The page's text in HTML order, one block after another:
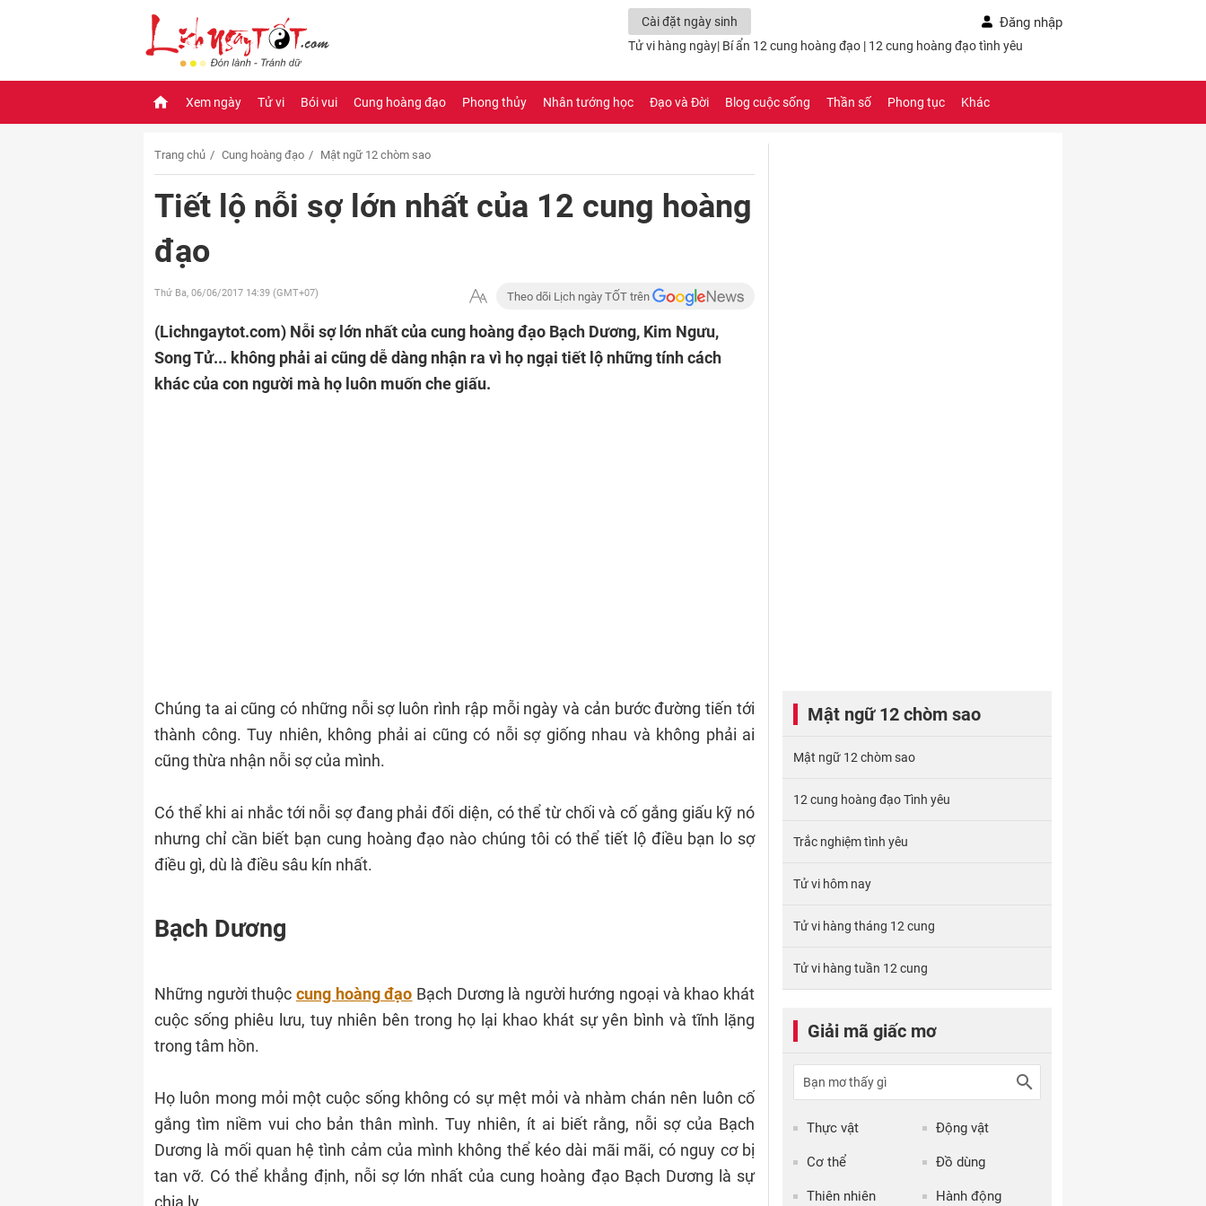
Cài đặt ngày sinh Đăng nhập
Tử vi hàng ngày| Bí ẩn 12 cung hoàng đạo | 12 cung hoàng đạo tình yêu
Xem ngày Tử vi Bói vui Cung hoàng đạo Phong thủy Nhân tướng học Đạo và Đời Blog cuộc sống Thần số Phong tục Khác
Trang chủ Cung hoàng đạo Mật ngữ 12 chòm sao
Tiết lộ nỗi sợ lớn nhất của 12 cung hoàng
đạo
Thứ Ba, 06/06/2017 14:39 (GMT+07) Theo dõi Lịch ngày TỐT trên
(Lichngaytot.com) Nỗi sợ lớn nhất của cung hoàng đạo Bạch Dương, Kim Ngưu,
Song Tử... không phải ai cũng dễ dàng nhận ra vì họ ngại tiết lộ những tính cách
khác của con người mà họ luôn muốn che giấu.
Chúng ta ai cũng có những nỗi sợ luôn rình rập mỗi ngày và cản bước đường tiến tới
thành công. Tuy nhiên, không phải ai cũng có nỗi sợ giống nhau và không phải ai
cũng thừa nhận nỗi sợ của mình.
Có thể khi ai nhắc tới nỗi sợ đang phải đối diện, có thể từ chối và cố gắng giấu kỹ nó
nhưng chỉ cần biết bạn cung hoàng đạo nào chúng tôi có thể tiết lộ điều bạn lo sợ
điều gì, dù là điều sâu kín nhất.
Bạch Dương
Những người thuộc cung hoàng đạo Bạch Dương là người hướng ngoại và khao khát
cuộc sống phiêu lưu, tuy nhiên bên trong họ lại khao khát sự yên bình và tĩnh lặng
trong tâm hồn.
Họ luôn mong mỏi một cuộc sống không có sự mệt mỏi và nhàm chán nên luôn cố
gắng tìm niềm vui cho bản thân mình. Tuy nhiên, ít ai biết rằng, nỗi sợ của Bạch
Dương là mối quan hệ tình cảm của mình không thể kéo dài mãi mãi, có nguy cơ bị
tan vỡ. Có thể khẳng định, nỗi sợ lớn nhất của cung hoàng đạo Bạch Dương là sự
chia ly.
Mật ngữ 12 chòm sao
Mật ngữ 12 chòm sao
12 cung hoàng đạo Tình yêu
Trắc nghiệm tình yêu
Tử vi hôm nay
Tử vi hàng tháng 12 cung
Tử vi hàng tuần 12 cung
Giải mã giấc mơ
Thực vật Động vật
Cơ thể Đồ dùng
Thiên nhiên Hành động